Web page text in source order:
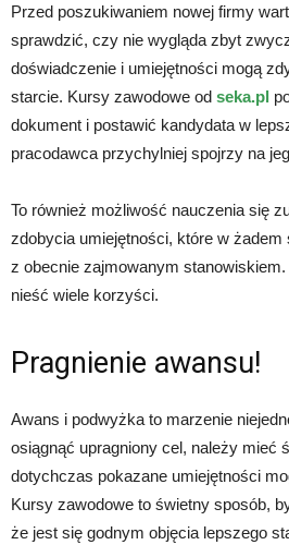
Przed poszukiwaniem nowej firmy
sprawdzić, czy nie wygląda zbyt
doświadczenie i umiejętności mogą
starcie. Kursy zawodowe od seka.pl
dokument i postawić kandydata w
pracodawca przychylniej spojrzy na
To również możliwość nauczenia się
zdobycia umiejętności, które w żadem
z obecnie zajmowanym
nieść wiele korzyści.
Pragnienie awansu!
Awans i podwyżka to marzenie
osiągnąć upragniony cel, należy mieć
dotychczas pokazane umiejętności
Kursy zawodowe to świetny sposób,
że jest się godnym objęcia lepszego